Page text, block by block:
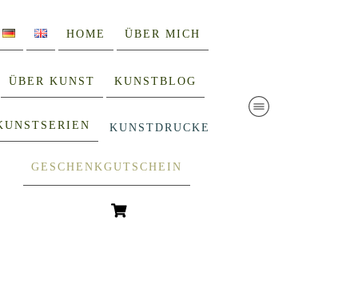
HOME ÜBER MICH
ÜBER KUNST KUNSTBLOG
KUNSTDRUCKE
GESCHENKGUTSCHEIN